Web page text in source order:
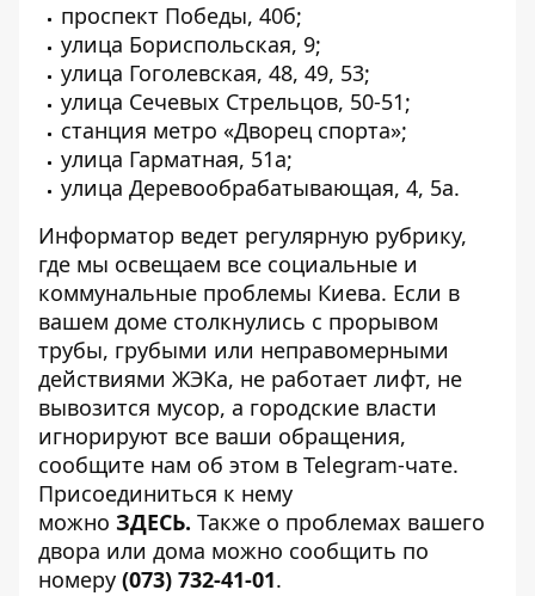
проспект Победы, 40б;
улица Бориспольская, 9;
улица Гоголевская, 48, 49, 53;
улица Сечевых Стрельцов, 50-51;
станция метро «Дворец спорта»;
улица Гарматная, 51а;
улица Деревообрабатывающая, 4, 5а.
Информатор ведет регулярную рубрику,
где мы освещаем все социальные и
коммунальные проблемы Киева. Если в
вашем доме столкнулись с прорывом
трубы, грубыми или неправомерными
действиями ЖЭКа, не работает лифт, не
вывозится мусор, а городские власти
игнорируют все ваши обращения,
сообщите нам об этом в Telegram-чате.
Присоединиться к нему
можно ЗДЕСЬ. Также о проблемах вашего
двора или дома можно сообщить по
номеру (073) 732-41-01.